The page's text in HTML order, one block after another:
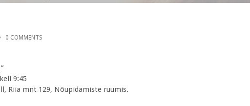
0 COMMENTS
9:45
Riia mnt 129, Nõupidamiste ruumis.